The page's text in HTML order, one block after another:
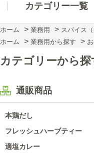
カテゴリー一覧
ホーム > 業務用 > スパイス（
ホーム
> 業務用から探す >
カテゴリーから探
通販商品
本鶏だし
フレッシュハーブティー
適塩カレー